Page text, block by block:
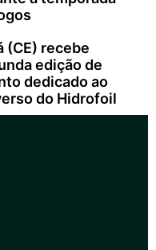
(CE) recebe
edição de
dedicado ao
do Hidrofoil